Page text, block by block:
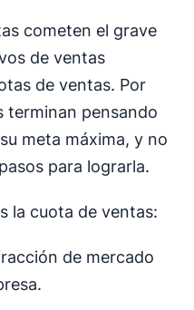
cometen el grave
de ventas
de ventas. Por
terminan pensando
meta máxima, y no
para lograrla.
la cuota de ventas:
de mercado